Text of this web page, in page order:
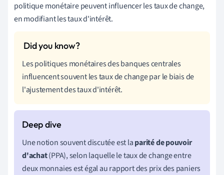
politique monétaire peuvent influencer les taux de change,
en modifiant les taux d'intérêt.
Les politiques monétaires des banques centrales
influencent souvent les taux de change par le biais de
l'ajustement des taux d'intérêt.
Une notion souvent discutée est laparité de pouvoir
d'achat(PPA), selon laquelle le taux de change entre
deux monnaies est égal au rapport des prix des paniers